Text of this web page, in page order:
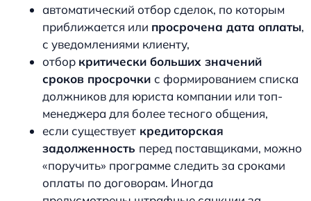
автоматический отбор сделок, по которым
приближается или просрочена дата оплаты,
с уведомлениями клиенту,
отбор критически больших значений
сроков просрочки с формированием списка
должников для юриста компании или топ-
менеджера для более тесного общения,
если существует кредиторская
задолженность перед поставщиками, можно
«поручить» программе следить за сроками
оплаты по договорам. Иногда